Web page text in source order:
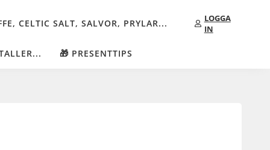
CELTIC SALT, SALVOR, PRYLAR...
🎁 PRESENTTIPS
LOGGA
IN